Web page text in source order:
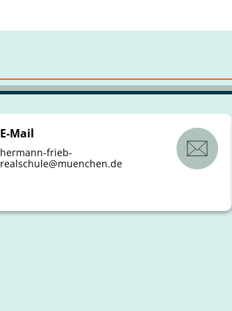
E-Mail
hermann-frieb-
realschule@muenchen.de